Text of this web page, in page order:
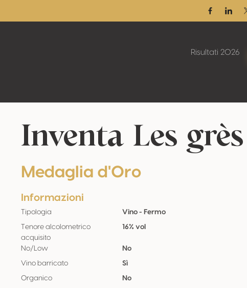
Facebook
Risultati 2026
Inventa Les grès
Medaglia d'Oro
Informazioni
Tipologia Vino - Fermo
Tenore alcolometrico
acquisito
16% vol
No/Low No
Vino barricato Sì
Organico No